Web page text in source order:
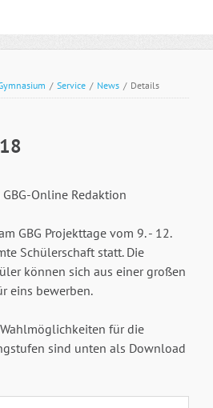
/ Service / News / Details
Online Redaktion
GBG Projekttage vom 9. - 12.
Schülerschaft statt. Die
können sich aus einer großen
eins bewerben.
für die
sind unten als Download